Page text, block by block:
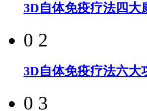
3D自体免疫疗法四大
0 2
3D自体免疫疗法六大
0 3